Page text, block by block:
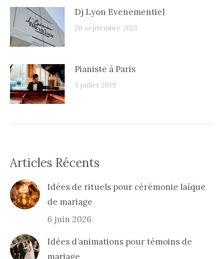
Dj Lyon Evenementiel
20 septembre 2021
Pianiste à Paris
3 juillet 2019
Articles Récents
Idées de rituels pour cérémonie laïque
de mariage
6 juin 2026
Idées d’animations pour témoins de
mariage